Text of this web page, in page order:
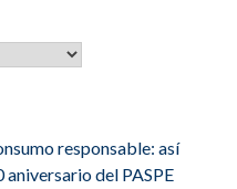
responsable: así
del PASPE